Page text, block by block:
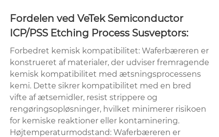
Fordelen ved VeTek Semiconductor
ICP/PSS Etching Process Susveptors:
Forbedret kemisk kompatibilitet: Waferbæreren er
konstrueret af materialer, der udviser fremragende
kemisk kompatibilitet med ætsningsprocessens
kemi. Dette sikrer kompatibilitet med en bred
vifte af ætsemidler, resist strippere og
rengøringsopløsninger, hvilket minimerer risikoen
for kemiske reaktioner eller kontaminering.
Højtemperaturmodstand: Waferbæreren er